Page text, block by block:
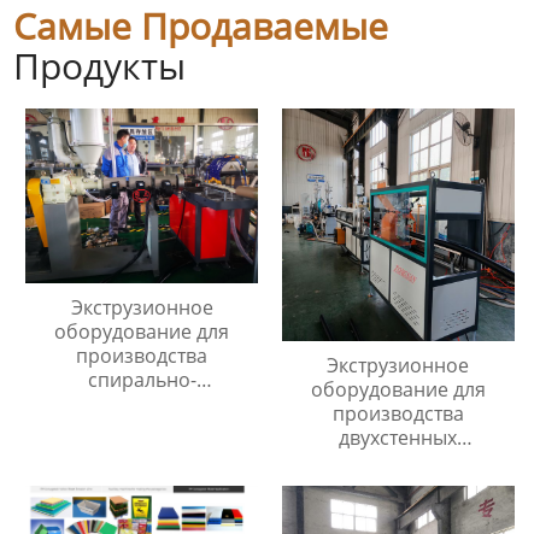
Самые Продаваемые
Продукты
Экструзионное
оборудование для
производства
спирально-
Экструзионное
оборудование для
производства
двухстенных
диаметром 40мм до
110мм